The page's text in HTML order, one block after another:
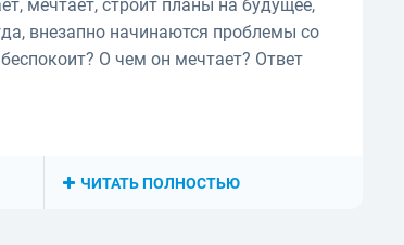
мечтает, строит планы на будущее,
внезапно начинаются проблемы со
О чем он мечтает? Ответ
ЧИТАТЬ ПОЛНОСТЬЮ